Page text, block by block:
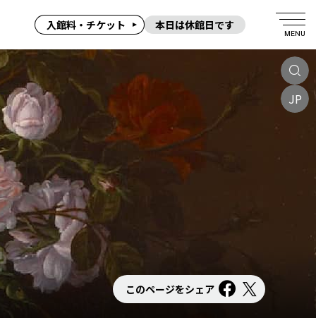
入館料・チケット 本日は休館日です
MENU
JP
このページをシェア